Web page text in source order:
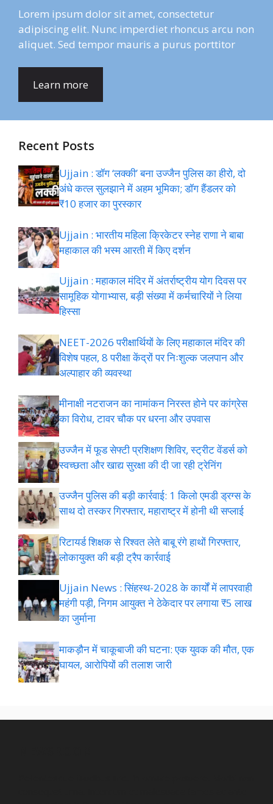
Lorem ipsum dolor sit amet, consectetur
adipiscing elit. Nunc imperdiet rhoncus arcu non
aliquet. Sed tempor mauris a purus porttitor
Learn more
Recent Posts
Ujjain : डॉग ‘लक्की’ बना उज्जैन पुलिस का हीरो, दो
अंधे कत्ल सुलझाने में अहम भूमिका; डॉग हैंडलर को
₹10 हजार का पुरस्कार
Ujjain : भारतीय महिला क्रिकेटर स्नेह राणा ने बाबा
महाकाल की भस्म आरती में किए दर्शन
Ujjain : महाकाल मंदिर में अंतर्राष्ट्रीय योग दिवस पर
सामूहिक योगाभ्यास, बड़ी संख्या में कर्मचारियों ने लिया
हिस्सा
NEET-2026 परीक्षार्थियों के लिए महाकाल मंदिर की
विशेष पहल, 8 परीक्षा केंद्रों पर निःशुल्क जलपान और
अल्पाहार की व्यवस्था
मीनाक्षी नटराजन का नामांकन निरस्त होने पर कांग्रेस
का विरोध, टावर चौक पर धरना और उपवास
उज्जैन में फूड सेफ्टी प्रशिक्षण शिविर, स्ट्रीट वेंडर्स को
स्वच्छता और खाद्य सुरक्षा की दी जा रही ट्रेनिंग
उज्जैन पुलिस की बड़ी कार्रवाई: 1 किलो एमडी ड्रग्स के
साथ दो तस्कर गिरफ्तार, महाराष्ट्र में होनी थी सप्लाई
रिटायर्ड शिक्षक से रिश्वत लेते बाबू रंगे हाथों गिरफ्तार,
लोकायुक्त की बड़ी ट्रैप कार्रवाई
Ujjain News : सिंहस्थ-2028 के कार्यों में लापरवाही
महंगी पड़ी, निगम आयुक्त ने ठेकेदार पर लगाया ₹5 लाख
का जुर्माना
माकड़ौन में चाकूबाजी की घटना: एक युवक की मौत, एक
घायल, आरोपियों की तलाश जारी